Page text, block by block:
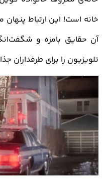
خانه است! این ارتباط
آن حقایق بامزه و
تلویزیون را برای طرفداران